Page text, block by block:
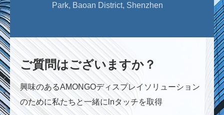
Park, Baoan District, Shenzhen
ご質問はございますか？
興味のあるAMONGOディスプレイソリューション
のために私たちと一緒にlnタッチを取得